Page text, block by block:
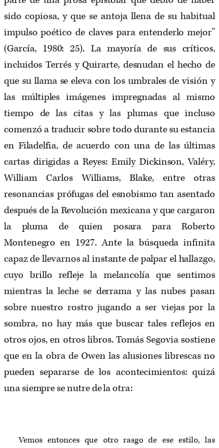
sido copiosa, y que se antoja llena de su habitual
impulso poético de claves para entenderlo mejor”
(García, 1980: 25). La mayoría de sus críticos,
incluidos Terrés y Quirarte, desnudan el hecho de
que su llama se eleva con los umbrales de visión y
las múltiples imágenes impregnadas al mismo
tiempo de las citas y las plumas que incluso
comenzó a traducir sobre todo durante su estancia
en Filadelfia, de acuerdo con una de las últimas
cartas dirigidas a Reyes: Emily Dickinson, Valéry,
William Carlos Williams, Blake, entre otras
resonancias prófugas del esnobismo tan asentado
después de la Revolución mexicana y que cargaron
la pluma de quien posara para Roberto
Montenegro en 1927. Ante la búsqueda infinita
capaz de llevarnos al instante de palpar el hallazgo,
cuyo brillo refleje la melancolía que sentimos
mientras la leche se derrama y las nubes pasan
sobre nuestro rostro jugando a ser viejas por la
sombra, no hay más que buscar tales reflejos en
otros ojos, en otros libros. Tomás Segovia sostiene
que en la obra de Owen las alusiones librescas no
pueden separarse de los acontecimientos: quizá
una siempre se nutre de la otra:
Vemos entonces que otro rasgo de ese estilo, las